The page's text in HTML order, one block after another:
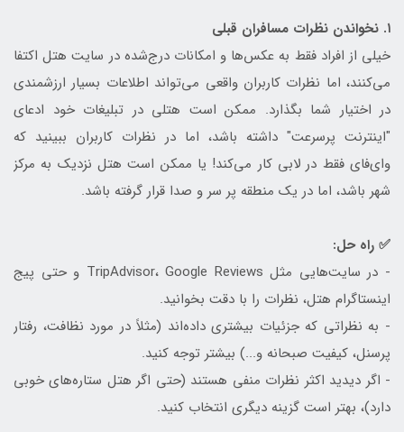
۱. نخواندن نظرات مسافران قبلی
خیلی از افراد فقط به عکس‌ها و امکانات درج‌شده در سایت هتل اکتفا
می‌کنند، اما نظرات کاربران واقعی می‌تواند اطلاعات بسیار ارزشمندی
در اختیار شما بگذارد. ممکن است هتلی در تبلیغات خود ادعای
"اینترنت پرسرعت" داشته باشد، اما در نظرات کاربران ببینید که
وای‌فای فقط در لابی کار می‌کند! یا ممکن است هتل نزدیک به مرکز
شهر باشد، اما در یک منطقه پر سر و صدا قرار گرفته باشد.
✅ راه حل:
- در سایت‌هایی مثل TripAdvisor، Google Reviews و حتی پیج
اینستاگرام هتل، نظرات را با دقت بخوانید.
- به نظراتی که جزئیات بیشتری داده‌اند (مثلاً در مورد نظافت، رفتار
پرسنل، کیفیت صبحانه و...) بیشتر توجه کنید.
- اگر دیدید اکثر نظرات منفی هستند (حتی اگر هتل ستاره‌های خوبی
دارد)، بهتر است گزینه دیگری انتخاب کنید.